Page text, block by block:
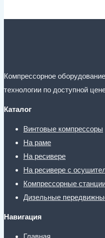
Компрессорное
технологии по доступной
Каталог
Винтовые компрессоры
На раме
На ресивере
На ресивере с
Компрессорные
Дизельные
Навигация